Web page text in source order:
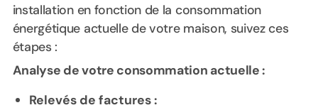
installation en fonction de la consommation
énergétique actuelle de votre maison, suivez ces
étapes :
Analyse de votre consommation actuelle :
Relevés de factures :